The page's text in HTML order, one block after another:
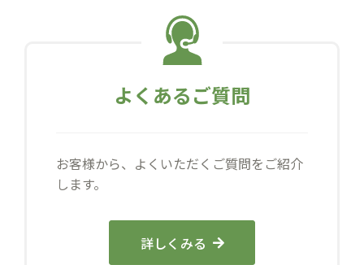
よくあるご質問
お客様から、よくいただくご質問をご紹介
します。
詳しくみる